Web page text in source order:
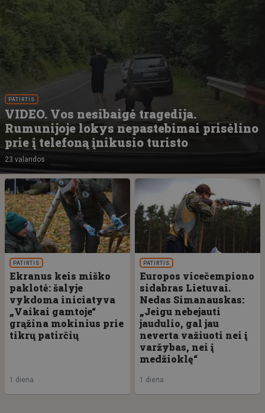
PATIRTIS
VIDEO. Vos nesibaigė tragedija.
Rumunijoje lokys nepastebimai prisėlino
prie į telefoną įnikusio turisto
23 valandos
PATIRTIS
Ekranus keis miško
paklotė: šalyje
vykdoma iniciatyva
„Vaikai gamtoje“
grąžina mokinius prie
tikrų patirčių
1 diena
PATIRTIS
Europos vicečempiono
sidabras Lietuvai.
Nedas Simanauskas:
„Jeigu nebejauti
jaudulio, gal jau
neverta važiuoti nei į
varžybas, nei į
medžioklę“
1 diena